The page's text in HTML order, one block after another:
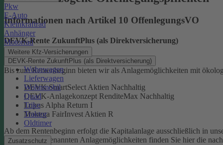
Pkw
E-Auto
Kleinkraftrad
Anhänger
Motorrad
Weitere Kfz-Versicherungen
Wohnwagen
Lieferwagen
Wohnmobil
Quad
Trike
Traktor
Oldtimer
Zusatzschutz
Informationen nach Artikel 10 OffenlegungsVO
DEVK-Rente ZukunftPlus (als Direktversicherung)
DEVK-Rente ZukunftPlus (als Direktversicherung)
Bis zum Rentenbeginn bieten wir als Anlagemöglichkeiten mit
DEVK SmartSelect Aktien Nachhaltig
DEVK-Anlagekonzept RenditeMax Nachhaltig
Lupus Alpha Return I
Monega FairInvest Aktien R
Ab dem Rentenbeginn erfolgt die Kapitalanlage ausschließlich in
Zu den oben genannten Anlagemöglichkeiten finden Sie hier die